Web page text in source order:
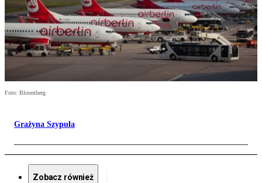
Foto: Bloomberg
Grażyna Szypuła
Zobacz również